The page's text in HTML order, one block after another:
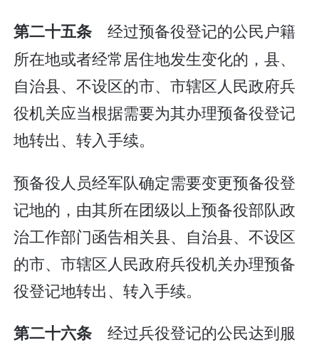
第二十五条经过预备役登记的公民户籍
所在地或者经常居住地发生变化的，县、
自治县、不设区的市、市辖区人民政府兵
役机关应当根据需要为其办理预备役登记
地转出、转入手续。
预备役人员经军队确定需要变更预备役登
记地的，由其所在团级以上预备役部队政
治工作部门函告相关县、自治县、不设区
的市、市辖区人民政府兵役机关办理预备
役登记地转出、转入手续。
第二十六条经过兵役登记的公民达到服